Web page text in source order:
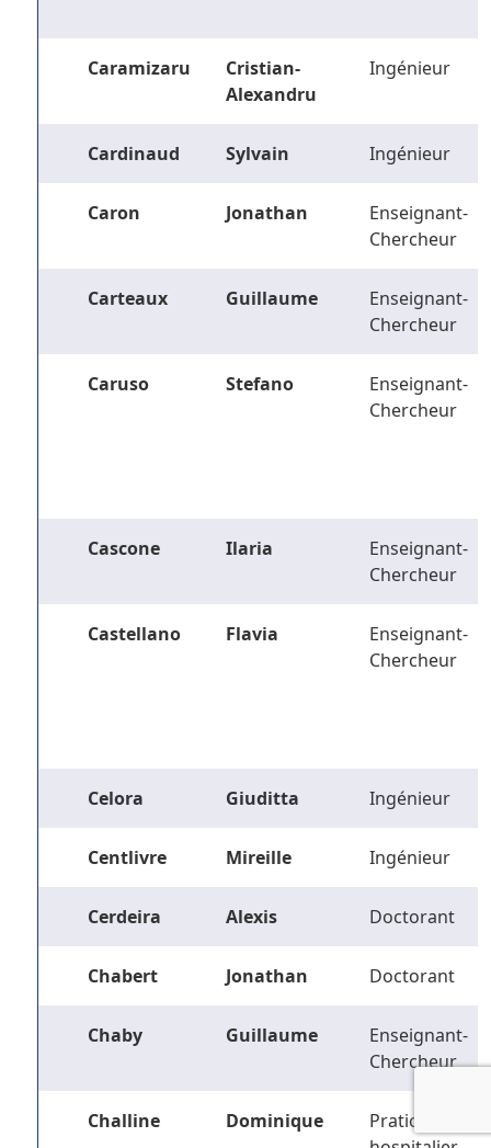
Caramizaru
Cristian-
Alexandru
Ingénieur
Cardinaud Sylvain Ingénieur
Caron Jonathan
Enseignant-
Chercheur
Carteaux Guillaume
Enseignant-
Chercheur
Caruso Stefano
Enseignant-
Chercheur
Cascone Ilaria
Enseignant-
Chercheur
Castellano Flavia
Enseignant-
Chercheur
Celora Giuditta Ingénieur
Centlivre Mireille Ingénieur
Cerdeira Alexis Doctorant
Chabert Jonathan Doctorant
Chaby Guillaume
Enseignant-
Chercheur
Challine Dominique
Praticien